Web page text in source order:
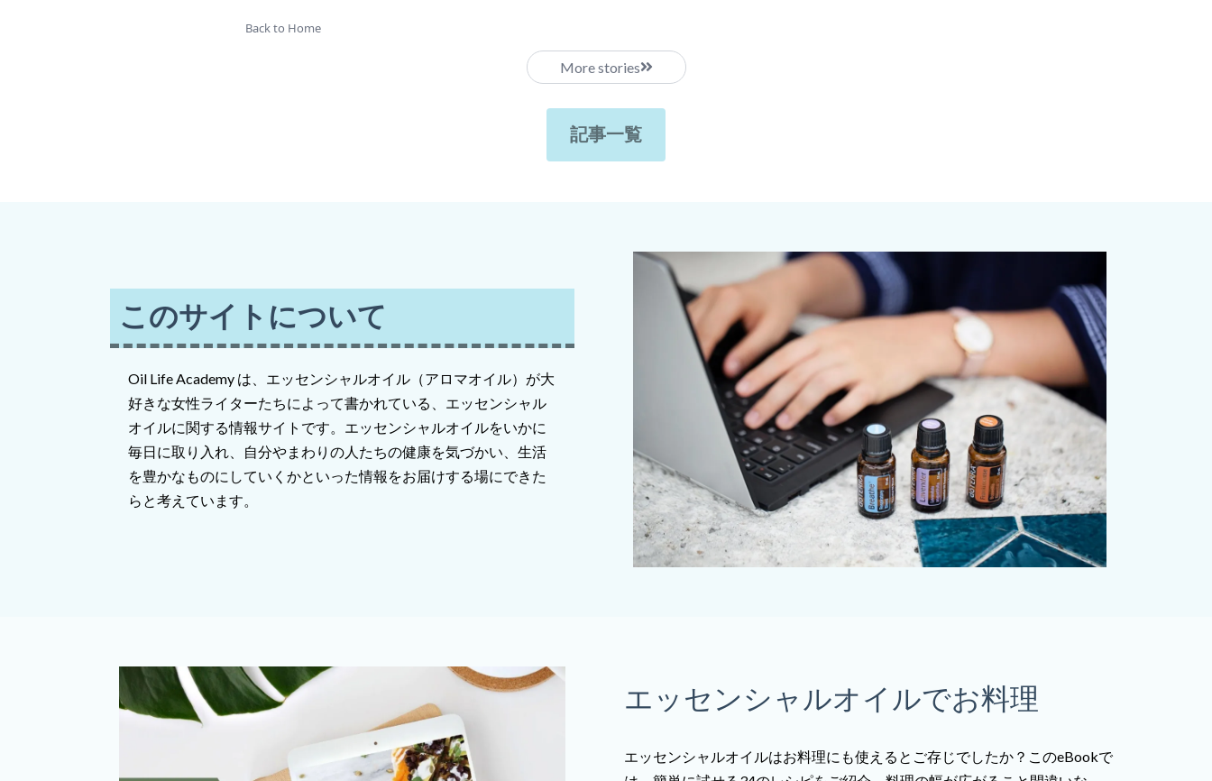
Back to Home
More stories
記事一覧
このサイトについて
Oil Life Academy は、エッセンシャルオイル（アロマオイル）が大
好きな女性ライターたちによって書かれている、エッセンシャル
オイルに関する情報サイトです。エッセンシャルオイルをいかに
毎日に取り入れ、自分やまわりの人たちの健康を気づかい、生活
を豊かなものにしていくかといった情報をお届けする場にできた
らと考えています。
エッセンシャルオイルでお料理
エッセンシャルオイルはお料理にも使えるとご存じでしたか？このeBookで